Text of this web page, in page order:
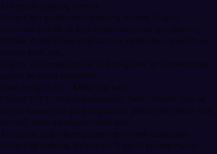
Ankara'da Catering Hizmeti
Ankara için profesyonel catering hizmeti. Düğün,
kurumsal etkinlik ve özel organizasyonlar için catering
hizmeti. Ankara'daki doğrulanmış sanatçıları inceleyin ve
hemen teklif alın.
Düğün, kurumsal etkinlik ve özel günler için profesyonel
yemek ve ikram hizmetleri.
Fiyat aralığı: ₺150 – ₺800 (kişi başı)
Fiyatlar 150 TL'den başlamaktadır. Tarih, etkinlik türü ve
hizmet kapsamına göre değişkenlik gösterebilir; kesin fiyat
için doğrudan sanatçıdan teklif alın.
Ankara'da Doğrulanmış Catering Hizmeti Sanatçıları
Ankara'da catering hizmeti için 3 kayıtlı sanatçı hizmet